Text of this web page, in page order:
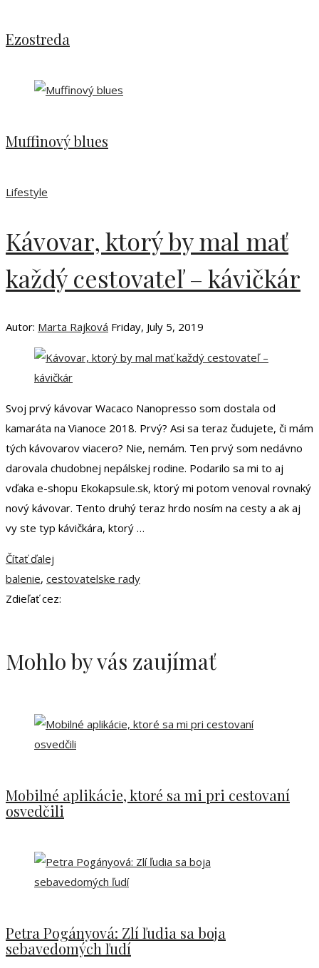
Ezostreda
Muffinový blues
Lifestyle
Kávovar, ktorý by mal mať
každý cestovateľ – kávičkár
Autor: Marta Rajková Friday, July 5, 2019
Svoj prvý kávovar Wacaco Nanopresso som dostala od
kamaráta na Vianoce 2018. Prvý? Asi sa teraz čudujete, či mám
tých kávovarov viacero? Nie, nemám. Ten prvý som nedávno
darovala chudobnej nepálskej rodine. Podarilo sa mi to aj
vďaka e-shopu Ekokapsule.sk, ktorý mi potom venoval rovnaký
nový kávovar. Tento druhý teraz hrdo nosím na cesty a ak aj
vy ste typ kávičkára, ktorý …
Čítať ďalej
balenie, cestovatelske rady
Zdieľať cez:
Mohlo by vás zaujímať
Mobilné aplikácie, ktoré sa mi pri cestovaní
osvedčili
Petra Pogányová: Zlí ľudia sa boja
sebavedomých ľudí